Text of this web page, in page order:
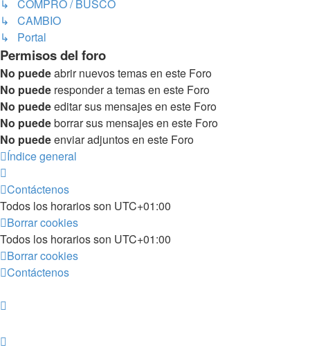
↳ COMPRO / BUSCO
↳ CAMBIO
↳ Portal
Permisos del foro
No puedeabrir nuevos temas en este Foro
No puede responder a temas en este Foro
No puedeeditar sus mensajes en este Foro
No puedeborrar sus mensajes en este Foro
No puedeenviar adjuntos en este Foro
Índice general
Contáctenos
Todos los horarios son UTC+01:00
Borrar cookies
Todos los horarios son UTC+01:00
Borrar cookies
Contáctenos